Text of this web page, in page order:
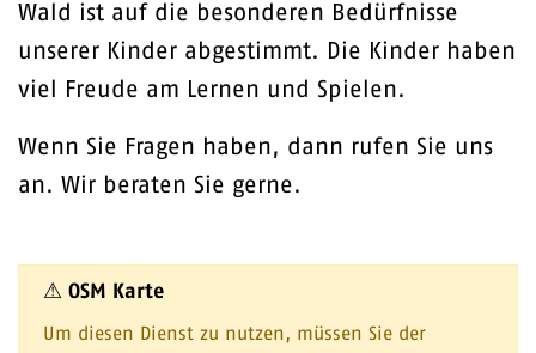
Wald ist auf die besonderen Bedürfnisse
unserer Kinder abgestimmt. Die Kinder haben
viel Freude am Lernen und Spielen.
Wenn Sie Fragen haben, dann rufen Sie uns
an. Wir beraten Sie gerne.
⚠ OSM Karte
Um diesen Dienst zu nutzen, müssen Sie der